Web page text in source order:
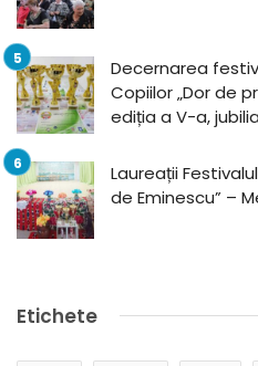
Decernarea
Copiilor „Dor de
ediția a V-a,
Laureații
de Eminescu” –
Etichete